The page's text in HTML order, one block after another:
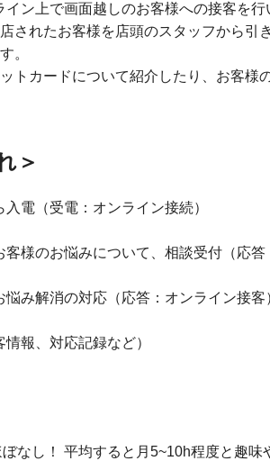
ン上で画面越しのお客様への接客を行
されたお客様を店頭のスタッフから引
。
トカードについて紹介したり、お客様
＞
電（受電：オンライン接続）
客様のお悩みについて、相談受付（応答
み解消の対応（応答：オンライン接客
報、対応記録など）
なし！ 平均すると月5~10h程度と趣